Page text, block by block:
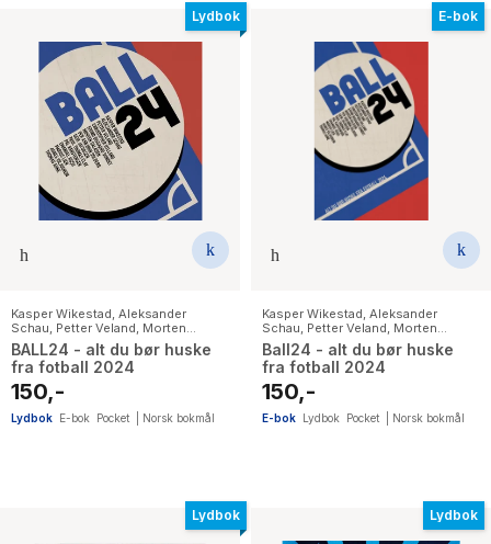
Lydbok
Kasper Wikestad Aleksander
Schau Petter Veland Morten
Galåsen , Eivind Bisgaard Sundet
Paul Thomas Clay,Christopher
Hylland,Agnes Viljugrein
Karstensen
Lien,Per Asbjørn Solberg
Jacobsen ,Thomas Aune
BALL24 - alt du bør huske
fra fotball 2024
150,-
Lydbok E-bok Pocket Norsk bokmål
E-bok
Kasper Wikestad Aleksander
Schau Petter Veland Morten
Galåsen
Eivind Bisgaard Sundet
Paul Thomas Clay, Christopher
Hylland,Agnes Viljugrein
Karstensen
Lien,Per Asbjørn Solberg
Jacobsen,Thomas Aune
Ball24 - alt du bør huske
fra fotball 2024
150,-
E-bok Lydbok Pocket Norsk bokmål
Lydbok Lydbok